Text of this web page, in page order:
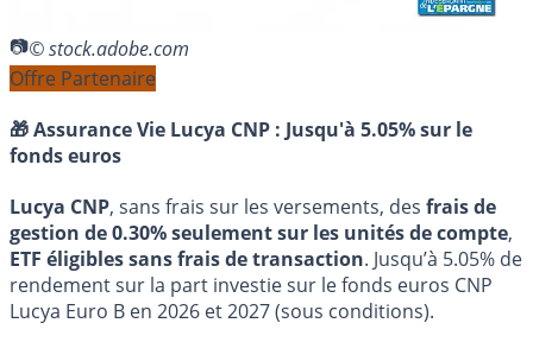
© stock.adobe.com
Offre Partenaire
🎁 Assurance Vie Lucya CNP : Jusqu'à 5.05% sur le
fonds euros
Lucya CNP, sans frais sur les versements, des frais de
gestion de 0.30% seulement sur les unités de compte,
ETF éligibles sans frais de transaction. Jusqu’à 5.05% de
rendement sur la part investie sur le fonds euros CNP
Lucya Euro B en 2026 et 2027 (sous conditions).